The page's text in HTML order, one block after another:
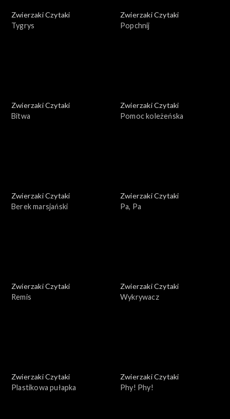
Zwierzaki Czytaki
Tygrys
Zwierzaki Czytaki
Popchnij
Zwierzaki Czytaki
Bitwa
Zwierzaki Czytaki
Pomoc koleżeńska
Zwierzaki Czytaki
Berek marsjański
Zwierzaki Czytaki
Pa, Pa
Zwierzaki Czytaki
Remis
Zwierzaki Czytaki
Wykrywacz
Zwierzaki Czytaki
Plastikowa pułapka
Zwierzaki Czytaki
Phy! Phy!